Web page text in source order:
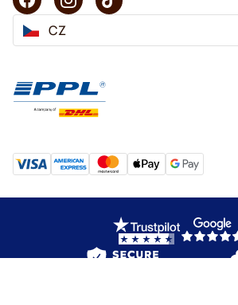
CZ